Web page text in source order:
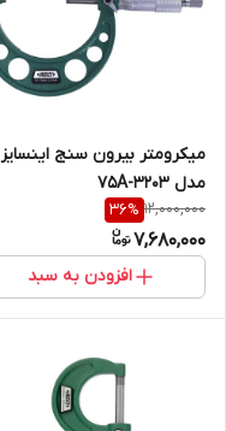
میکرومتر بیرون سنج اینسایز
مدل 75A-3203
12,000,000
36%
7,680,000
افزودن به سبد